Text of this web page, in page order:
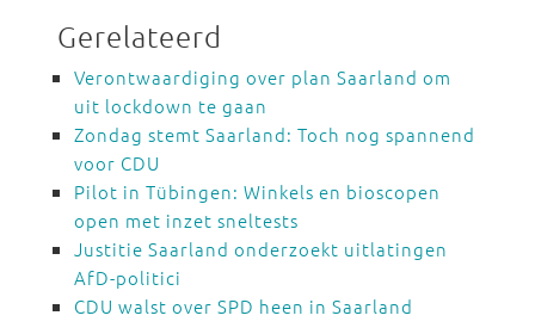
Gerelateerd
Verontwaardiging over plan Saarland om
uit lockdown te gaan
Zondag stemt Saarland: Toch nog spannend
voor CDU
Pilot in Tübingen: Winkels en bioscopen
open met inzet sneltests
Justitie Saarland onderzoekt uitlatingen
AfD-politici
CDU walst over SPD heen in Saarland